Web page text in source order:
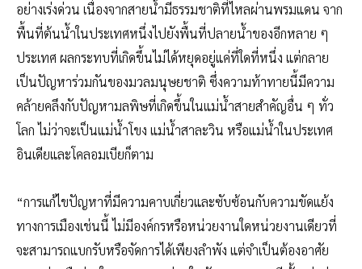
อย่างเร่งด่วน เนื่องจากสายน้ำมีธรรมชาติที่ไหลผ่านพรมแดน จาก
พื้นที่ต้นน้ำในประเทศหนึ่งไปยังพื้นที่ปลายน้ำของอีกหลาย ๆ
ประเทศ ผลกระทบที่เกิดขึ้นไม่ได้หยุดอยู่แค่ที่ใดที่หนึ่ง แต่กลาย
เป็นปัญหาร่วมกันของมวลมนุษยชาติ ซึ่งความท้าทายนี้มีความ
คล้ายคลึงกับปัญหามลพิษที่เกิดขึ้นในแม่น้ำสายสำคัญอื่น ๆ ทั่ว
โลก ไม่ว่าจะเป็นแม่น้ำโขง แม่น้ำสาละวิน หรือแม่น้ำในประเทศ
อินเดียและโคลอมเบียก็ตาม
“การแก้ไขปัญหาที่มีความคาบเกี่ยวและซับซ้อนกับความขัดแย้ง
ทางการเมืองเช่นนี้ ไม่มีองค์กรหรือหน่วยงานใดหน่วยงานเดียวที่
จะสามารถแบกรับหรือจัดการได้เพียงลำพัง แต่จำเป็นต้องอาศัย